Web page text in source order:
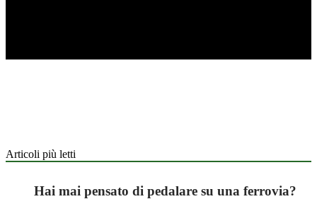
Articoli più letti
Hai mai pensato di pedalare su una ferrovia?